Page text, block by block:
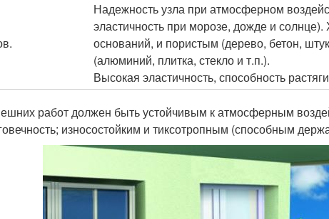
Надежность узла при атмосферном
эластичность при морозе, дожде и
оснований, и пористым (дерево, бетон,
(алюминий, плитка, стекло и т.п.).
Высокая эластичность, способность
работ должен быть устойчивым к атмосферным
износостойким и тиксотропным (способным